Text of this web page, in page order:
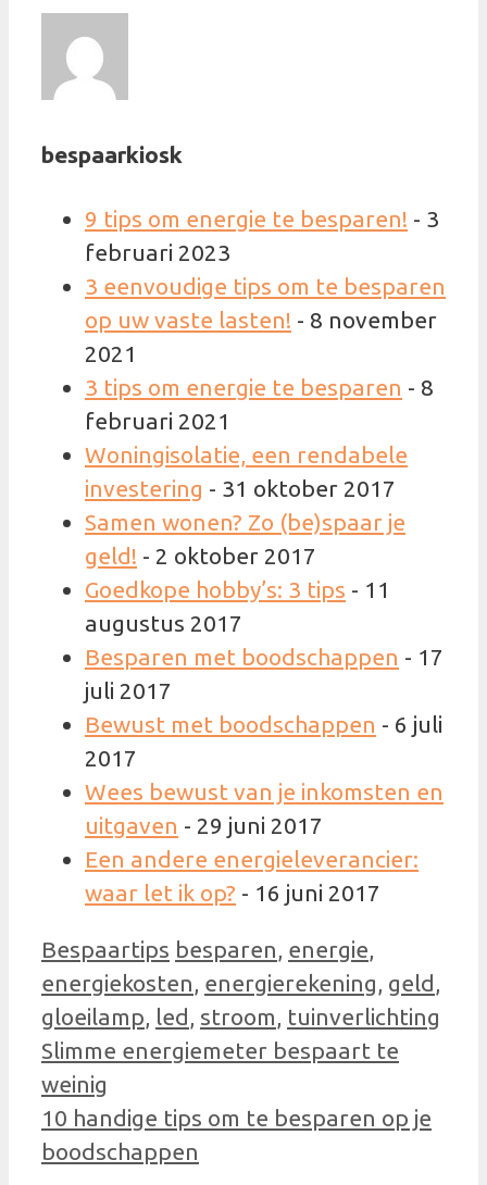
bespaarkiosk
9 tips om energie te besparen! - 3
februari 2023
3 eenvoudige tips om te besparen
op uw vaste lasten! - 8 november
2021
3 tips om energie te besparen - 8
februari 2021
Woningisolatie, een rendabele
investering - 31 oktober 2017
Samen wonen? Zo (be)spaar je
geld! - 2 oktober 2017
Goedkope hobby’s: 3 tips - 11
augustus 2017
Besparen met boodschappen - 17
juli 2017
Bewust met boodschappen - 6 juli
2017
Wees bewust van je inkomsten en
uitgaven - 29 juni 2017
Een andere energieleverancier:
waar let ik op? - 16 juni 2017
Categorieën
Bespaartips Tags
besparen, energie,
energiekosten, energierekening, geld,
gloeilamp, led, stroom, tuinverlichting
Slimme energiemeter bespaart te
weinig
10 handige tips om te besparen op je
boodschappen